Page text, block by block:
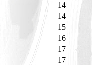
14
14
15
16
17
17